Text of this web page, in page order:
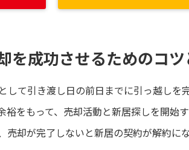
を成功させるためのコツ
て引き渡し日の前日までに引っ越しを
をもって、売却活動と新居探しを開始す
売却が完了しないと新居の契約が解約に